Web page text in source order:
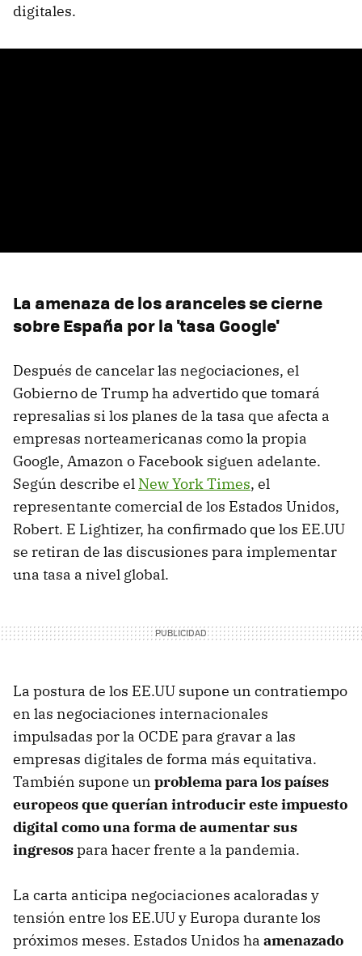
digitales.
La amenaza de los aranceles se cierne
sobre España por la 'tasa Google'
Después de cancelar las negociaciones, el
Gobierno de Trump ha advertido que tomará
represalias si los planes de la tasa que afecta a
empresas norteamericanas como la propia
Google, Amazon o Facebook siguen adelante.
Según describe el New York Times, el
representante comercial de los Estados Unidos,
Robert. E Lightizer, ha confirmado que los EE.UU
se retiran de las discusiones para implementar
una tasa a nivel global.
La postura de los EE.UU supone un contratiempo
en las negociaciones internacionales
impulsadas por la OCDE para gravar a las
empresas digitales de forma más equitativa.
También supone un problema para los países
europeos que querían introducir este impuesto
digital como una forma de aumentar sus
ingresospara hacer frente a la pandemia.
La carta anticipa negociaciones acaloradas y
tensión entre los EE.UU y Europa durante los
próximos meses. Estados Unidos ha amenazado